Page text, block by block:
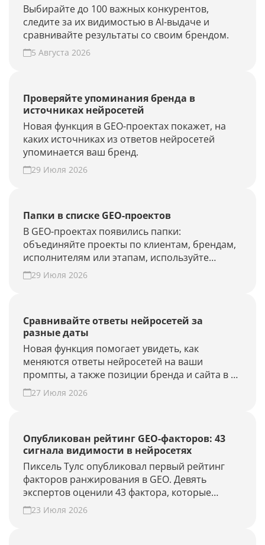
Выбирайте до 100 важных конкурентов,
следите за их видимостью в AI-выдаче и
сравнивайте результаты со своим брендом.
5 Августа 2026
Проверяйте упоминания бренда в
источниках нейросетей
Новая функция в GEO-проектах покажет, на
каких источниках из ответов нейросетей
упоминается ваш бренд.
29 Июля 2026
Папки в списке GEO-проектов
В GEO-проектах появились папки:
объединяйте проекты по клиентам, брендам,
исполнителям или этапам, используйте
фильтры и быстрее находите нужные.
Наведите порядок в списке проектов.
29 Июля 2026
Сравнивайте ответы нейросетей за
разные даты
Новая функция помогает увидеть, как
меняются ответы нейросетей на ваши
промпты, а также позиции бренда и сайта в AI-
выдаче.
27 Июля 2026
Опубликован рейтинг GEO-факторов: 43
сигнала видимости в нейросетях
Пиксель Тулс опубликовал первый рейтинг
факторов ранжирования в GEO. Девять
экспертов оценили 43 фактора, которые
влияют на видимость бренда в AI-ответах.
23 Июля 2026